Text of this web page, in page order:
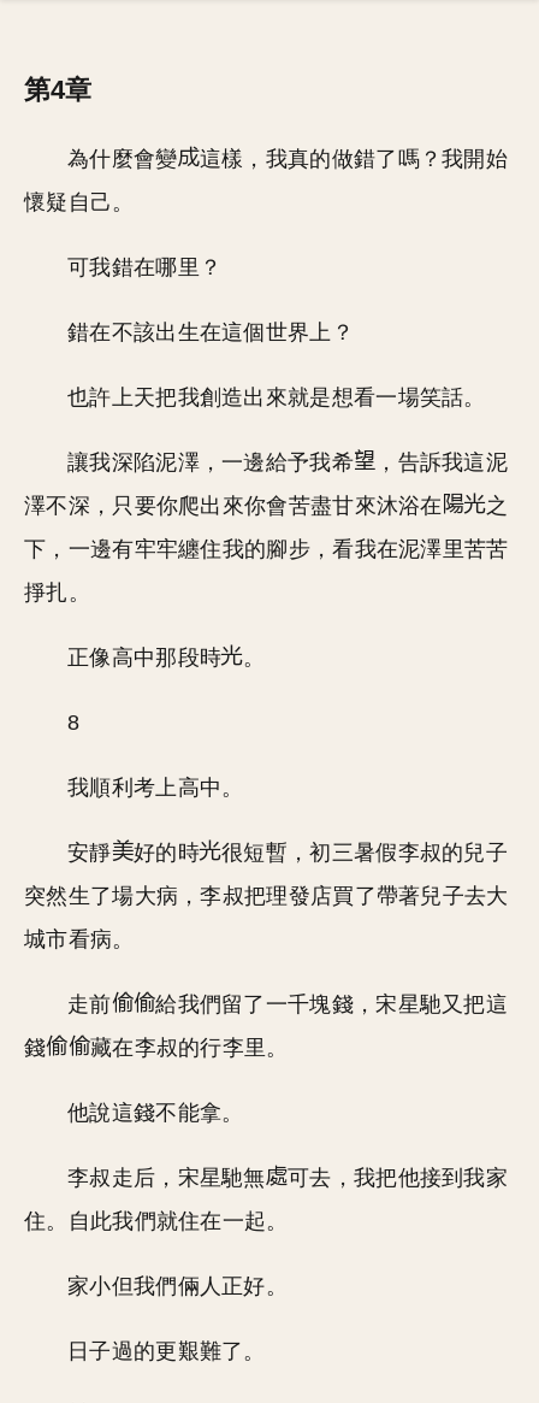
第4章
為什麼會變
這樣，我真的做錯了嗎？我開始
懷疑自己。
可我錯在哪里？
錯在不該出生在這個世界上？
也許上天把我創造出來就是想看一場笑話。
讓我深陷泥澤，一邊給予我希
，告訴我這泥
澤不深，只要你爬出來你會苦盡甘來沐浴在
之
下，一邊有牢牢纏住我的腳步，看我在泥澤里苦苦
掙扎。
正像高中那段時 。
8
我順利考上高中。
安靜 好的時
很短暫，初三暑假李叔的兒子
突然生了場大病，李叔把理發店買了帶著兒子去大
城市看病。
走前
給我們留了一千塊錢，宋星馳又把這
錢
藏在李叔的行李里。
他說這錢不能拿。
李叔走后，宋星馳無
可去，我把他接到我家
住。自此我們就住在一起。
家小但我們倆人正好。
日子過的更艱難了。